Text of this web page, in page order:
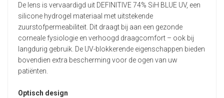
De lens is vervaardigd uit DEFINITIVE 74% SiH BLUE UV, een
silicone hydrogel materiaal met uitstekende
zuurstofpermeabiliteit. Dit draagt bij aan een gezonde
corneale fysiologie en verhoogd draagcomfort – ook bij
langdurig gebruik. De UV-blokkerende eigenschappen bieden
bovendien extra bescherming voor de ogen van uw
patiënten.
Optisch design